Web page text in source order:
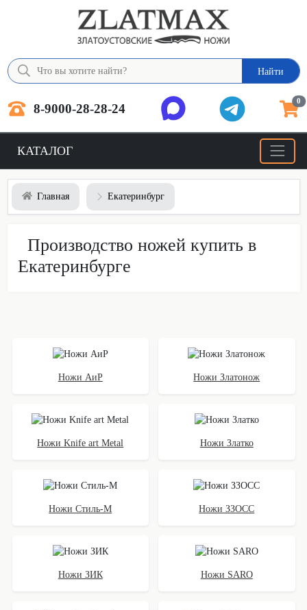
Найти
8-9000-28-28-24 0
КАТАЛОГ
Главная Екатеринбург
Производство ножей купить в
Екатеринбурге
Ножи АиР Ножи Златонож
Ножи Knife art Metal Ножи Златко
Ножи Стиль-М Ножи ЗЗОСС
Ножи ЗИК Ножи SARO